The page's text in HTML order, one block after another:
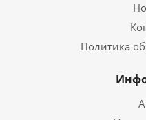
Политика